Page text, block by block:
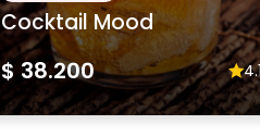
Cocktail Mood
$ 38.200